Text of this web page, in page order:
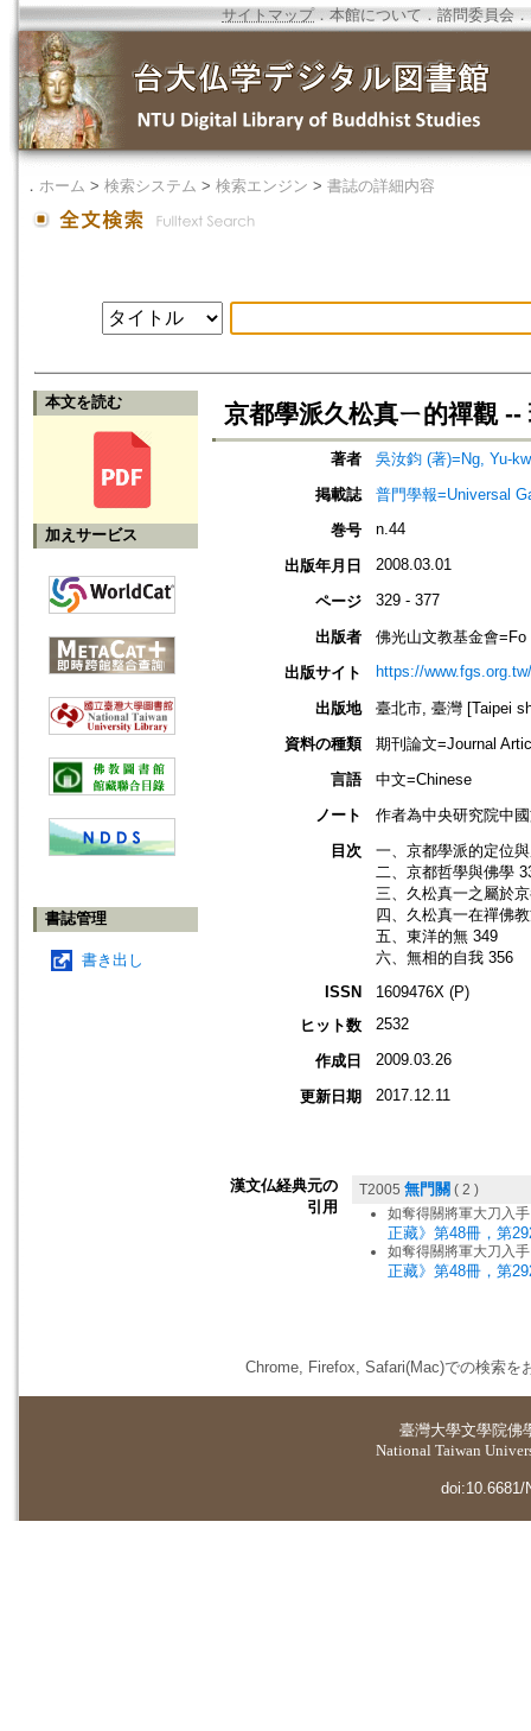
サイトマップ．本館について ． 諮問委員会 ．
． ホーム > 検索システム > 検索エンジン > 書誌の詳細内容
本文を読む
加えサービス
書誌管理
書き出し
京都學派久松真ㄧ的禪觀 --
著者
吳汝鈞 (著)=Ng, Yu-
掲載誌
普門學報=Universal
巻号
n.44
出版年月日 2008.03.01
ページ 329 - 377
出版者
佛光山文教基金會
出版サイト
https://www.fgs.org.tw/
出版地
臺北市, 臺灣 [Taipei
資料の種類
期刊論文=Journal
言語
中文=Chinese
ノート
作者為中央研究院中
目次
一、京都學派的定位
二、京都哲學與佛學
三、久松真一之屬於
四、久松真一在禪佛
五、東洋的無 349
六、無相的自我 356
ISSN
1609476X (P)
ヒット数
2532
作成日 2009.03.26
更新日期 2017.12.11
漢文仏経典元の
引用
T2005 無門關 ( 2 )
如奪得關將軍大刀入
正藏》第48冊，第
如奪得關將軍大刀入
正藏》第48冊，第
Chrome, Firefox, Safari(Mac)での検索を
臺灣大學文學院佛
National Taiwan
doi:10.6681/